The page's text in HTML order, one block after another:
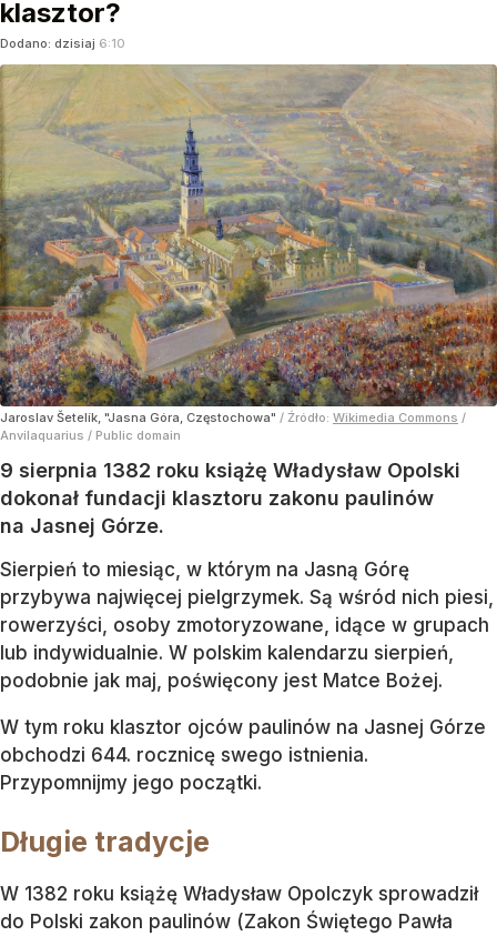
klasztor?
Dodano: dzisiaj 6:10
Jaroslav Šetelík, "Jasna Góra, Częstochowa" / Źródło: Wikimedia Commons /
Anvilaquarius / Public domain
9 sierpnia 1382 roku książę Władysław Opolski
dokonał fundacji klasztoru zakonu paulinów
na Jasnej Górze.
Sierpień to miesiąc, w którym na Jasną Górę
przybywa najwięcej pielgrzymek. Są wśród nich piesi,
rowerzyści, osoby zmotoryzowane, idące w grupach
lub indywidualnie. W polskim kalendarzu sierpień,
podobnie jak maj, poświęcony jest Matce Bożej.
W tym roku klasztor ojców paulinów na Jasnej Górze
obchodzi 644. rocznicę swego istnienia.
Przypomnijmy jego początki.
Długie tradycje
W 1382 roku książę Władysław Opolczyk sprowadził
do Polski zakon paulinów (Zakon Świętego Pawła